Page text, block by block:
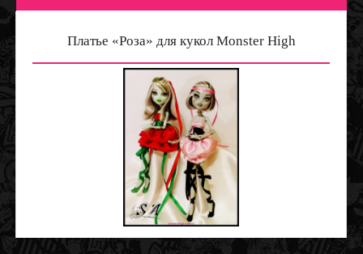
Abbey Xmas Style — Игры Monster High
Платье «Роза» для кукол Monster High